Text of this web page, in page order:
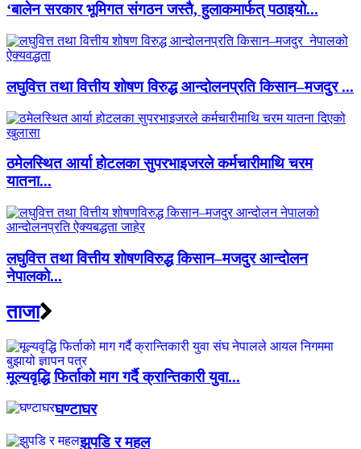
‘बालेन सरकार भूमिगत संगठन जस्तै, हुलाकमार्फत् पठाइयो...
लघुवित्त तथा वित्तीय शोषण विरुद्ध आन्दोलनप्रति किसान–मजदुर ...
ठमेलस्थित आर्या होटलका सुपरभाइजरले कर्मचारीमाथि चरम
यातना...
लघुवित्त तथा वित्तीय शोषणविरुद्ध किसान–मजदुर आन्दोलन
नेपालको...
ताजा
मूल्यवृद्धि फिर्ताको माग गर्दै क्रान्तिकारी युवा...
घण्टाघर
झुपडि र महल